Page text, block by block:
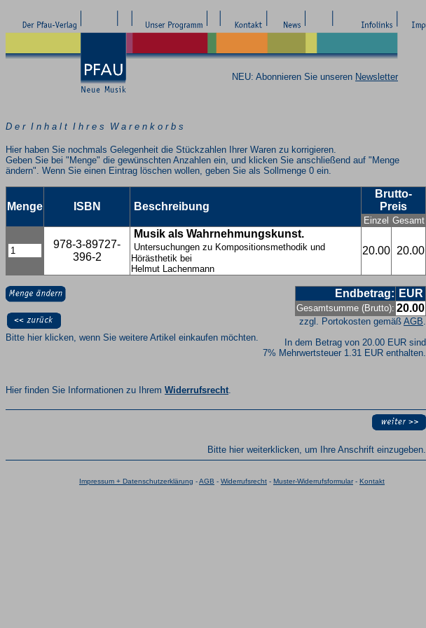
NEU: Abonnieren Sie unseren Newsletter
D e r I n h a l t I h r e s W a r e n k o r b s
Hier haben Sie nochmals Gelegenheit die Stückzahlen Ihrer Waren zu korrigieren.
Geben Sie bei "Menge" die gewünschten Anzahlen ein, und klicken Sie anschließend auf "Menge
ändern". Wenn Sie einen Eintrag löschen wollen, geben Sie als Sollmenge 0 ein.
Menge ISBN Beschreibung
Brutto-
Preis
Einzel Gesamt
978-3-89727-
396-2
Musik als Wahrnehmungskunst.
Untersuchungen zu Kompositionsmethodik und
Hörästhetik bei
Helmut Lachenmann
20.00 20.00
Endbetrag: EUR
Gesamtsumme (Brutto): 20.00
zzgl. Portokosten gemäß AGB.
In dem Betrag von 20.00 EUR sind
7% Mehrwertsteuer 1.31 EUR enthalten.
Bitte hier klicken, wenn Sie weitere Artikel einkaufen möchten.
Hier finden Sie Informationen zu Ihrem Widerrufsrecht.
Bitte hier weiterklicken, um Ihre Anschrift einzugeben.
Impressum + Datenschutzerklärung -AGB - Widerrufsrecht - Muster-Widerrufsformular- Kontakt